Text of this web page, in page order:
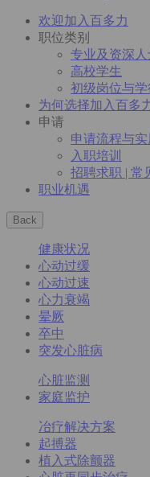
欢迎加入百多力
职位类别
专业及资深人
高校学生
初级岗位与学
为何选择加入百多
申请
申请流程与实
入职培训
招聘求职 | 常
职业机遇
Back
健康状况
心动过缓
心动过速
心力衰竭
晕厥
卒中
突发心脏病
心脏监测
家庭监护
冶疗解决方案
起搏器
植入式除颤器